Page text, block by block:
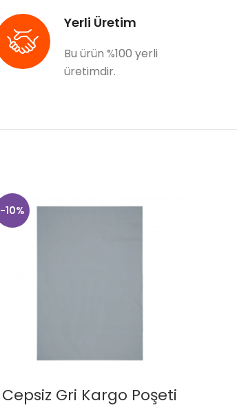
Yerli Üretim
Bu ürün %100 yerli
üretimdir.
-10%
Cepsiz Gri Kargo Poşeti